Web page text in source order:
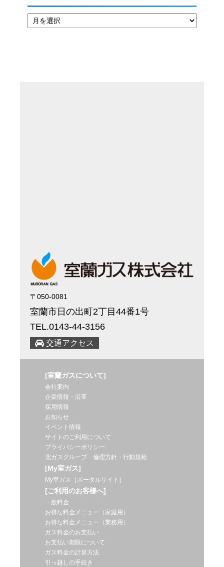
〒050-0081
室蘭市日の出町2丁目44番1号
TEL.0143-44-3156
交通アクセス
[室蘭ガスについて]
会社案内
企業情報・沿革
採用情報
お知らせ
イベント情報
サイトのご利用について
プライバシーポリシー
北ガスグループ 倫理方針・行動規範
[My室ガス]
My室ガス［ポータルサイト］
[ご利用のお客様へ]
一般料金
お得な料金メニュー（家庭用）
お得な料金メニュー（業務用）
ガス料金のお支払い
お支払い期限について
ガス料金の計算方法
引っ越しの手続き